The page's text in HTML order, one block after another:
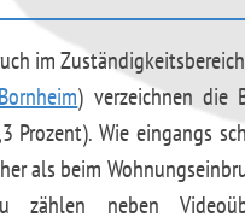
im
Bornheim) verzeichnen die
Prozent). Wie eingangs
als beim
zählen neben